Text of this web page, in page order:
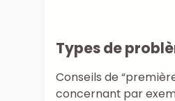
Types de
Conseils de
concernant par